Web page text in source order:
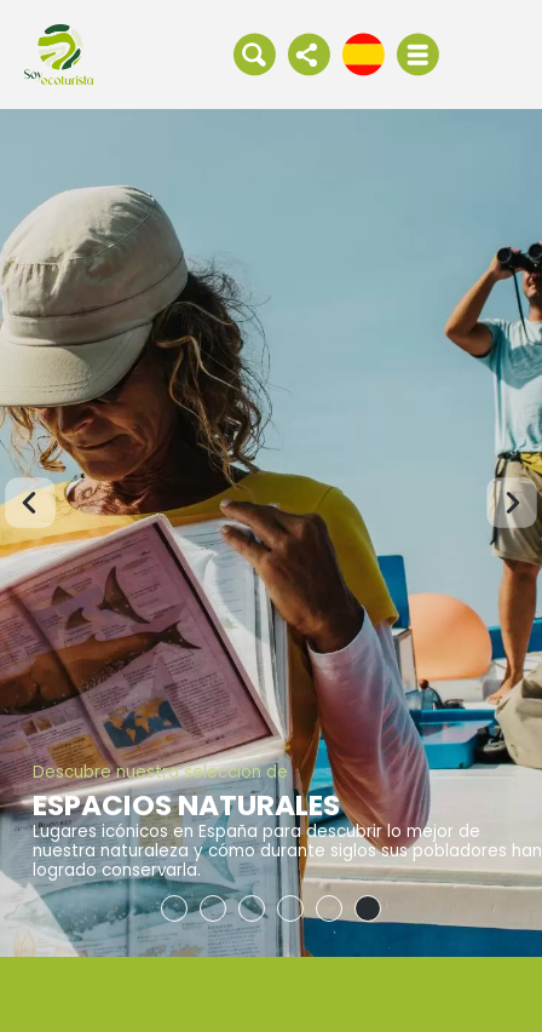
Descubre nuestra selección de
ESPACIOS NATURALES
Lugares icónicos en España para descubrir lo mejor de
nuestra naturaleza y cómo durante siglos sus pobladores han
logrado conservarla.